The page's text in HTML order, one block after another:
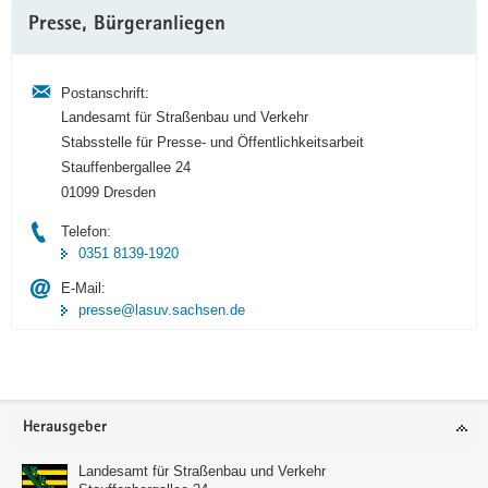
Information
Presse, Bürgeranliegen
Postanschrift:
Landesamt für Straßenbau und Verkehr
Stabsstelle für Presse- und Öffentlichkeitsarbeit
Stauffenbergallee 24
01099 Dresden
Telefon:
0351 8139-1920
E-Mail:
presse@lasuv.sachsen.de
Footer-
Herausgeber
Landesamt für Straßenbau und Verkehr